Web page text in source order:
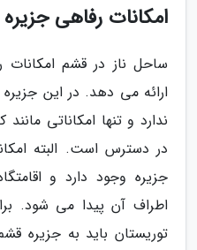
امکانات رفاهی جزیره
ساحل ناز در قشم
ارائه می دهد. در این
ندارد و تنها امکاناتی
در دسترس است. البته
جزیره وجود دارد و
اطراف آن پیدا می شود.
توریستان باید به جزیره